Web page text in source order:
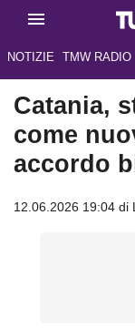
NOTIZIE TMW RADIO
Catania,
come
accordo
12.06.2026 19:04 di